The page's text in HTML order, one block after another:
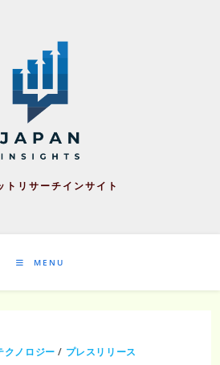
トリサーチインサイト
MENU
クノロジー / プレスリリース